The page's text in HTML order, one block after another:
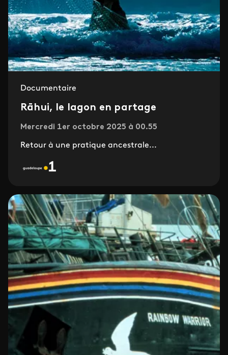
Documentaire
Rāhui, le lagon en partage
Mercredi 1er octobre 2025 à 00.55
Retour à une pratique ancestrale...